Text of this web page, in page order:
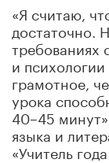
«Я считаю,
достаточно.
требованиях
и
грамотное,
урока
40–45
языка и
«Учитель